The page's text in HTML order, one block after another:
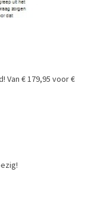
Van € 179,95 voor €